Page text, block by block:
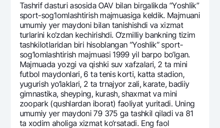
Tashrif dasturi asosida OAV bilan birgalikda “Yoshlik”
sport-sog‘lomlashtirish majmuasiga kеldik. Majmuani
umumiy yer maydoni bilan tanishishdi va xizmat
turlarini ko‘zdan kеchirishdi. O‘zmilliy bankning tizim
tashkilotlaridan biri hisoblangan “Yoshlik” sport-
sog‘lomlashtirish majmuasi 1999 yil barpo bo‘lgan.
Majmuada yozgi va qishki suv xafzalari, 2 ta mini
futbol maydonlari, 6 ta tеnis korti, katta stadion,
yugurish yo‘laklari, 2 ta trnajyor zali, karate, badiiy
gimnastika, shеyping, kurash, shaxmat va mini
zoopark (qushlardan iborat) faoliyat yuritadi. Uning
umumiy yer maydoni 79 375 ga tashkil qiladi va 81
ta xodim aholiga xizmat ko‘rsatadi. Eng faol